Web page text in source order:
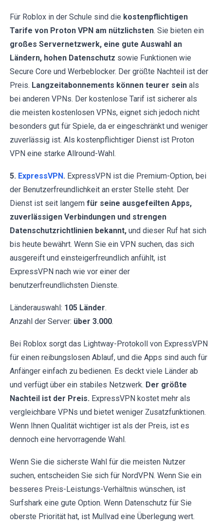
Für Roblox in der Schule sind die kostenpflichtigen
Tarife von Proton VPN am nützlichsten. Sie bieten ein
großes Servernetzwerk, eine gute Auswahl an
Ländern, hohen Datenschutz sowie Funktionen wie
Secure Core und Werbeblocker. Der größte Nachteil ist der
Preis. Langzeitabonnements können teurer sein als
bei anderen VPNs. Der kostenlose Tarif ist sicherer als
die meisten kostenlosen VPNs, eignet sich jedoch nicht
besonders gut für Spiele, da er eingeschränkt und weniger
zuverlässig ist. Als kostenpflichtiger Dienst ist Proton
VPN eine starke Allround-Wahl.
5. ExpressVPN. ExpressVPN ist die Premium-Option, bei
der Benutzerfreundlichkeit an erster Stelle steht. Der
Dienst ist seit langem für seine ausgefeilten Apps,
zuverlässigen Verbindungen und strengen
Datenschutzrichtlinien bekannt, und dieser Ruf hat sich
bis heute bewährt. Wenn Sie ein VPN suchen, das sich
ausgereift und einsteigerfreundlich anfühlt, ist
ExpressVPN nach wie vor einer der
benutzerfreundlichsten Dienste.
Länderauswahl: 105 Länder.
Anzahl der Server: über 3.000.
Bei Roblox sorgt das Lightway-Protokoll von ExpressVPN
für einen reibungslosen Ablauf, und die Apps sind auch für
Anfänger einfach zu bedienen. Es deckt viele Länder ab
und verfügt über ein stabiles Netzwerk. Der größte
Nachteil ist der Preis. ExpressVPN kostet mehr als
vergleichbare VPNs und bietet weniger Zusatzfunktionen.
Wenn Ihnen Qualität wichtiger ist als der Preis, ist es
dennoch eine hervorragende Wahl.
Wenn Sie die sicherste Wahl für die meisten Nutzer
suchen, entscheiden Sie sich für NordVPN. Wenn Sie ein
besseres Preis-Leistungs-Verhältnis wünschen, ist
Surfshark eine gute Option. Wenn Datenschutz für Sie
oberste Priorität hat, ist Mullvad eine Überlegung wert.